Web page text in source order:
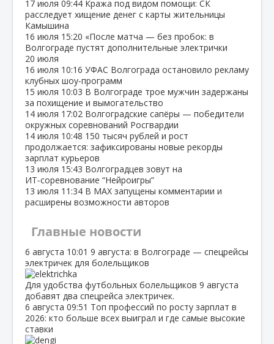
17 июля 09:44 Кража под видом помощи: СК
расследует хищение денег с карты жительницы
Камышина
16 июля 15:20 «После матча — без пробок: в
Волгограде пустят дополнительные электрички
20 июля
16 июля 10:16 УФАС Волгограда остановило рекламу
клубных шоу‑программ
15 июля 10:03 В Волгограде трое мужчин задержаны
за похищение и вымогательство
14 июля 17:02 Волгоградские сапёры — победители
окружных соревнований Росгвардии
14 июля 10:48 150 тысяч рублей и рост
продолжается: зафиксированы новые рекорды
зарплат курьеров
13 июля 15:43 Волгоградцев зовут на
ИТ‑соревнование “Нейроигры”
13 июля 11:34 В МАХ запущены комментарии и
расширены возможности авторов
Главные новости
6 августа 10:01 9 августа: в Волгограде — спецрейсы
электричек для болельщиков
Для удобства футбольных болельщиков 9 августа
добавят два спецрейса электричек.
6 августа 09:51 Топ профессий по росту зарплат в
2026: кто больше всех выиграл и где самые высокие
ставки